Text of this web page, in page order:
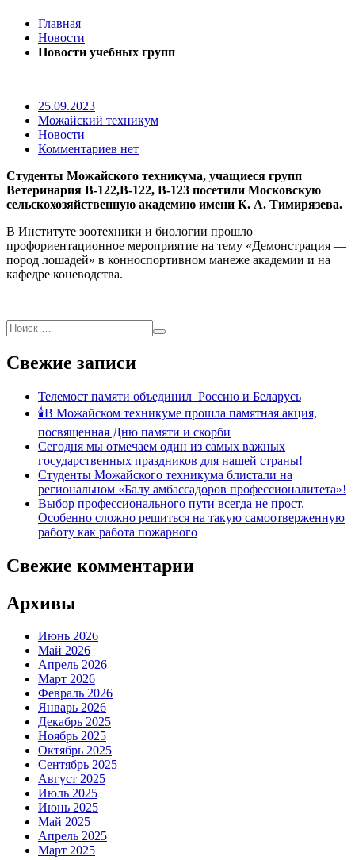
Главная
Новости
Новости учебных групп
25.09.2023
Можайский техникум
Новости
Комментариев нет
Студенты Можайского техникума, учащиеся групп
Ветеринария В-122,В-122, В-123 посетили Московскую
сельскохозяйственную академию имени К. А. Тимирязева.
В Институте зоотехники и биологии прошло
профориентационное мероприятие на тему «Демонстрация —
пород лошадей» в конноспортивном манеже академии и на
кафедре коневодства.
Свежие записи
Телемост памяти объединил Россию и Беларусь
🕯В Можайском техникуме прошла памятная акция,
посвященная Дню памяти и скорби
Сегодня мы отмечаем один из самых важных
государственных праздников для нашей страны!
Студенты Можайского техникума блистали на
региональном «Балу амбассадоров профессионалитета»!
Выбор профессионального пути всегда не прост.
Особенно сложно решиться на такую самоотверженную
работу как работа пожарного
Свежие комментарии
Архивы
Июнь 2026
Май 2026
Апрель 2026
Март 2026
Февраль 2026
Январь 2026
Декабрь 2025
Ноябрь 2025
Октябрь 2025
Сентябрь 2025
Август 2025
Июль 2025
Июнь 2025
Май 2025
Апрель 2025
Март 2025